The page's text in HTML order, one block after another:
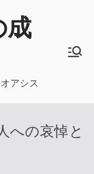
成
アシス
への哀悼と